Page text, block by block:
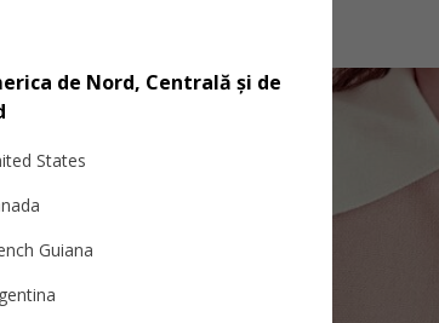
de Nord, Centrală și de
States
Guiana